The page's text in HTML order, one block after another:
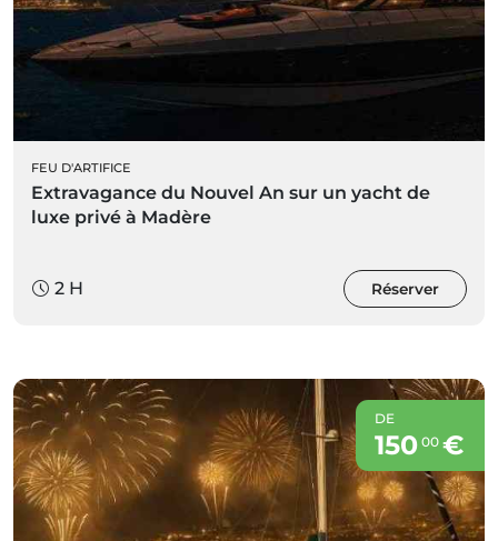
FEU D'ARTIFICE
Extravagance du Nouvel An sur un yacht de
luxe privé à Madère
2 H Réserver
DE
150 00€